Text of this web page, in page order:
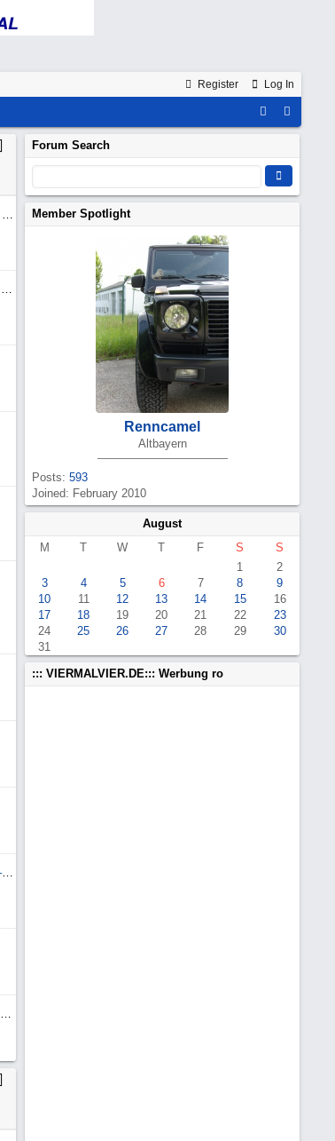
Register Log In
Hallo aus Bosnien! Geführte 4x4-Touren & Self-Driv
W461 Edition Pur - Geruchsentwicklung Innenraum
Luftfahrwerk VB-FullAir 4C im VW Bus – Erfahrungen
KNOTT SGB 18 Achse ist nicht schlechtwegetauglich!
Forum Search
Member Spotlight
Renncamel
Altbayern
Posts: 593
Joined: February 2010
August
M
T W T F S
S
1
2
3
4 5 6 7 8
9
10
11 12 13 14 15
16
17
18 19 20 21 22
23
24
25 26 27 28 29
30
31
::: VIERMALVIER.DE::: Werbung ro